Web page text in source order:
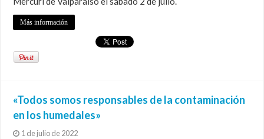
Más información
«Todos somos responsables de la contaminación
en los humedales»
1 de julio de 2022